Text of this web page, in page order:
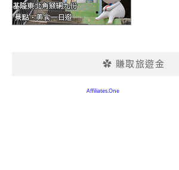
✿ 賺取旅遊金